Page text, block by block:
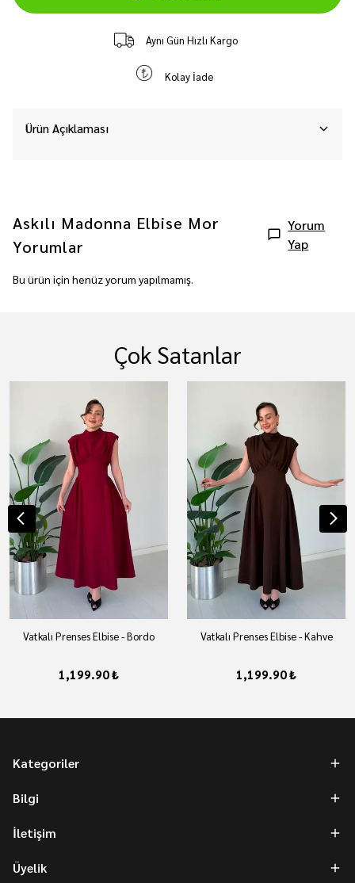
Aynı Gün Hızlı Kargo
Kolay İade
Ürün Açıklaması
Askılı Madonna Elbise Mor
Yorumlar
Yorum
Yap
Bu ürün için henüz yorum yapılmamış.
Çok Satanlar
Vatkalı Prenses Elbise - Bordo
1,199.90 ₺
Vatkalı Prenses Elbise - Kahve
1,199.90 ₺
Kategoriler
Bilgi
İletişim
Üyelik